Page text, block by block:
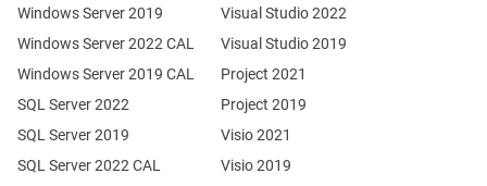
Windows Server 2019
SQL Server 2022
SQL Server 2019
Windows Server 2022 CAL
Windows Server 2019 CAL
SQL Server 2022 CAL
Visual Studio 2022
Visual Studio 2019
Project 2021
Project 2019
Visio 2021
Visio 2019